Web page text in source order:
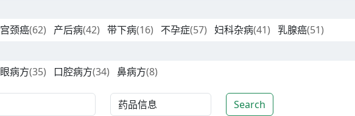
宫颈癌(62) 产后病(42) 带下病(16) 不孕症(57) 妇科杂病(41) 乳腺癌(51)
眼病方(35) 口腔病方(34) 鼻病方(8)
Search